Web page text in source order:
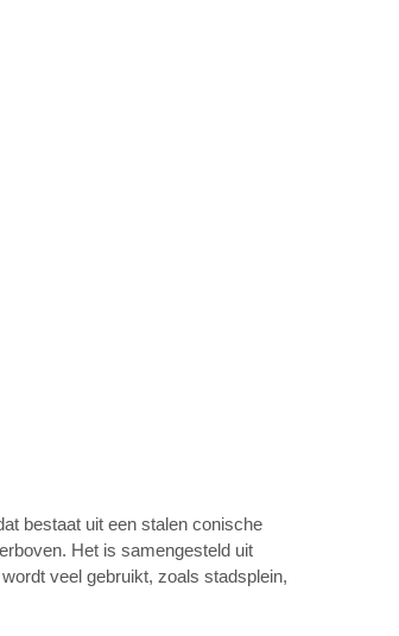
bestaat uit een stalen conische
Het is samengesteld uit
veel gebruikt, zoals stadsplein,